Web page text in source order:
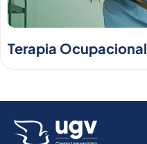
Terapia Ocupacional